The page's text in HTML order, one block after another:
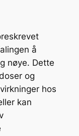
å
nøye. Dette
og
hos
kan